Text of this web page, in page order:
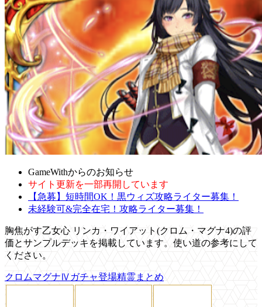
GameWithからのお知らせ
サイト更新を一部再開しています
【急募】短時間OK！黒ウィズ攻略ライター募集！
未経験可&完全在宅！攻略ライター募集！
胸焦がす乙女心 リンカ・ワイアット(クロム・マグナ4)の評
価とサンプルデッキを掲載しています。使い道の参考にして
ください。
クロムマグナⅣガチャ登場精霊まとめ